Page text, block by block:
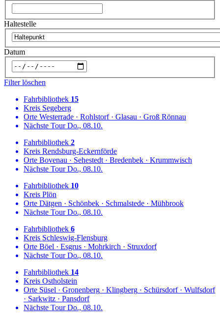
Haltestelle
Datum
Filter löschen
Fahrbibliothek 15
Kreis Segeberg
Orte Westerrade · Rohlstorf· Glasau · Groß Rönnau
Nächste TourDo., 08.10.
Fahrbibliothek 2
Kreis Rendsburg-Eckernförde
Orte Bovenau · Sehestedt · Bredenbek · Krummwisch
Nächste TourDo., 08.10.
Fahrbibliothek 10
Kreis Plön
Orte Dätgen · Schönbek · Schmalstede · Mühbrook
Nächste TourDo., 08.10.
Fahrbibliothek 6
Kreis Schleswig-Flensburg
Orte Böel · Esgrus · Mohrkirch · Struxdorf
Nächste TourDo., 08.10.
Fahrbibliothek 14
Kreis Ostholstein
Orte Süsel · Gronenberg · Klingberg · Schürsdorf· Wulfsdorf
· Sarkwitz · Pansdorf
Nächste TourDo., 08.10.